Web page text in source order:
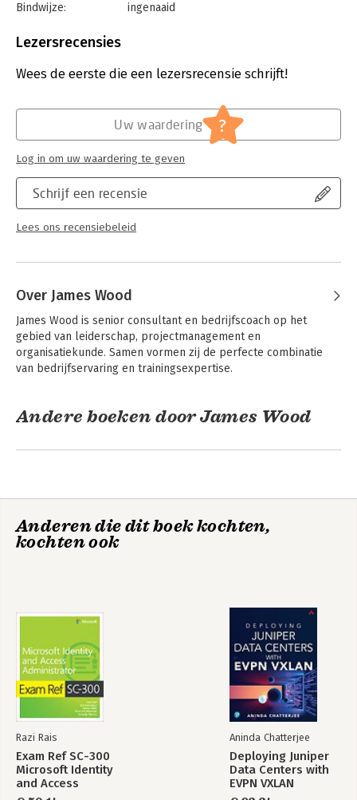
Bindwijze:
ingenaaid
Uitgever:
Lezersrecensies
Wees de eerste die een lezersrecensie schrijft!
Schrijf een recensie
Lees ons recensiebeleid
Uw waardering ?
Log in om uw waardering te geven
Over James Wood
James Wood is senior consultant en bedrijfscoach op het
gebied van leiderschap, projectmanagement en
organisatiekunde. Samen vormen zij de perfecte combinatie
van bedrijfservaring en trainingsexpertise.
Andere boeken door James Wood
Project
the Unofficial
Project Manager
How Fiction Works
Anderen die dit boek kochten,
kochten ook
Razi Rais
Exam Ref SC-300
Microsoft Identity
and Access
Administrator
Aninda Chatterjee
Deploying Juniper
Data Centers with
EVPN VXLAN